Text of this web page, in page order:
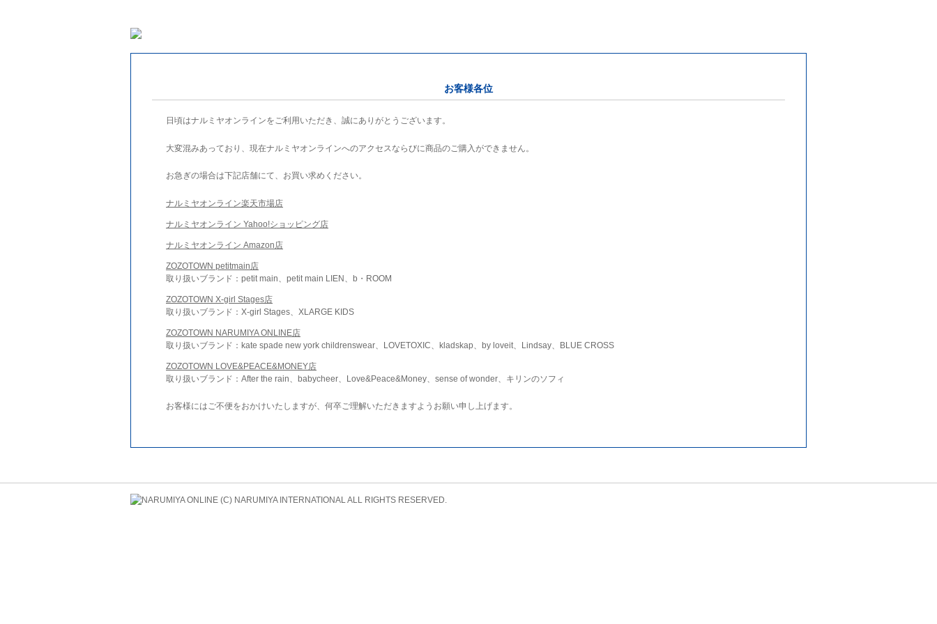
お客様各位
日頃はナルミヤオンラインをご利用いただき、誠にありがとうございます。
大変混みあっており、現在ナルミヤオンラインへのアクセスならびに商品のご購入ができません。
お急ぎの場合は下記店舗にて、お買い求めください。
ナルミヤオンライン楽天市場店
ナルミヤオンライン Yahoo!ショッピング店
ナルミヤオンライン Amazon店
ZOZOTOWN petitmain店
取り扱いブランド：petit main、petit main LIEN、b・ROOM
ZOZOTOWN X-girl Stages店
取り扱いブランド：X-girl Stages、XLARGE KIDS
ZOZOTOWN NARUMIYA ONLINE店
取り扱いブランド：kate spade new york childrenswear、LOVETOXIC、kladskap、by loveit、Lindsay、BLUE CROSS
ZOZOTOWN LOVE&PEACE&MONEY店
取り扱いブランド：After the rain、babycheer、Love&Peace&Money、sense of wonder、キリンのソフィ
お客様にはご不便をおかけいたしますが、何卒ご理解いただきますようお願い申し上げます。